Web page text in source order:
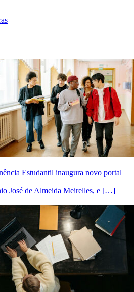
Estudantil inaugura novo portal
José de Almeida Meirelles, e […]